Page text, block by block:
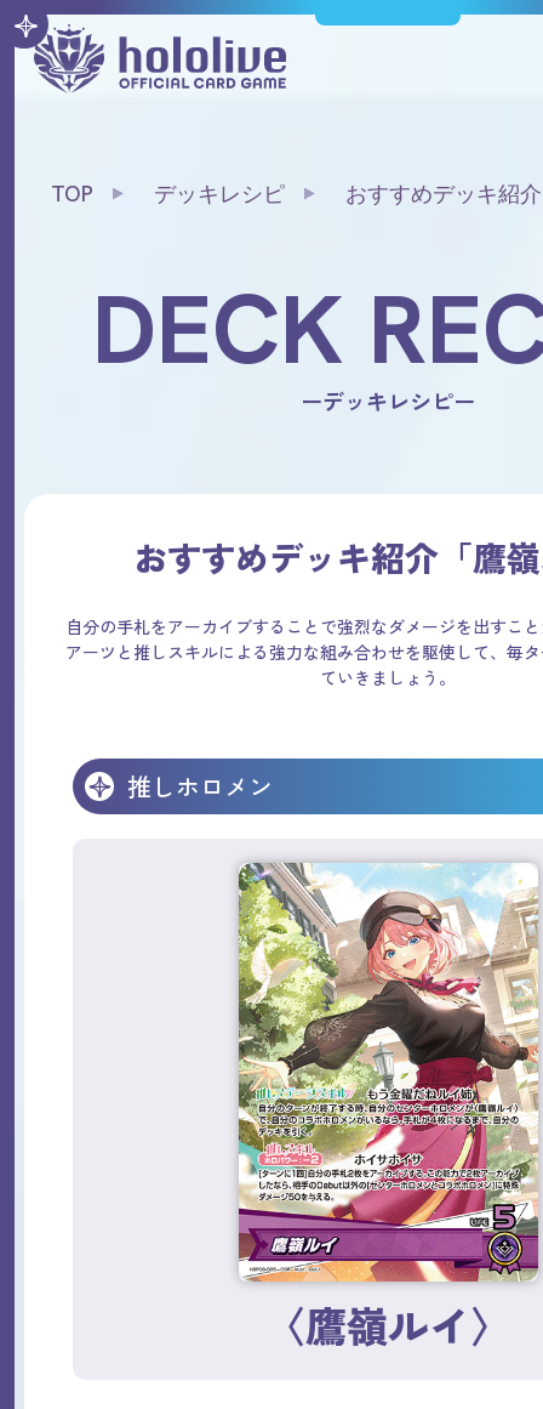
TOP デッキレシピ おすすめデッキ紹
DECK
ーデッキレシピー
おすすめデッキ紹介「鷹
自分の手札をアーカイブすることで強烈なダメージを出すこ
アーツと推しスキルによる強力な組み合わせを駆使して、毎
ていきましょう。
推しホロメン
〈鷹嶺ルイ〉